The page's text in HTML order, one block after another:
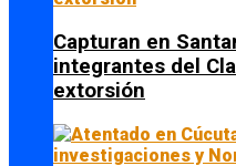
Capturan en
integrantes del
extorsión